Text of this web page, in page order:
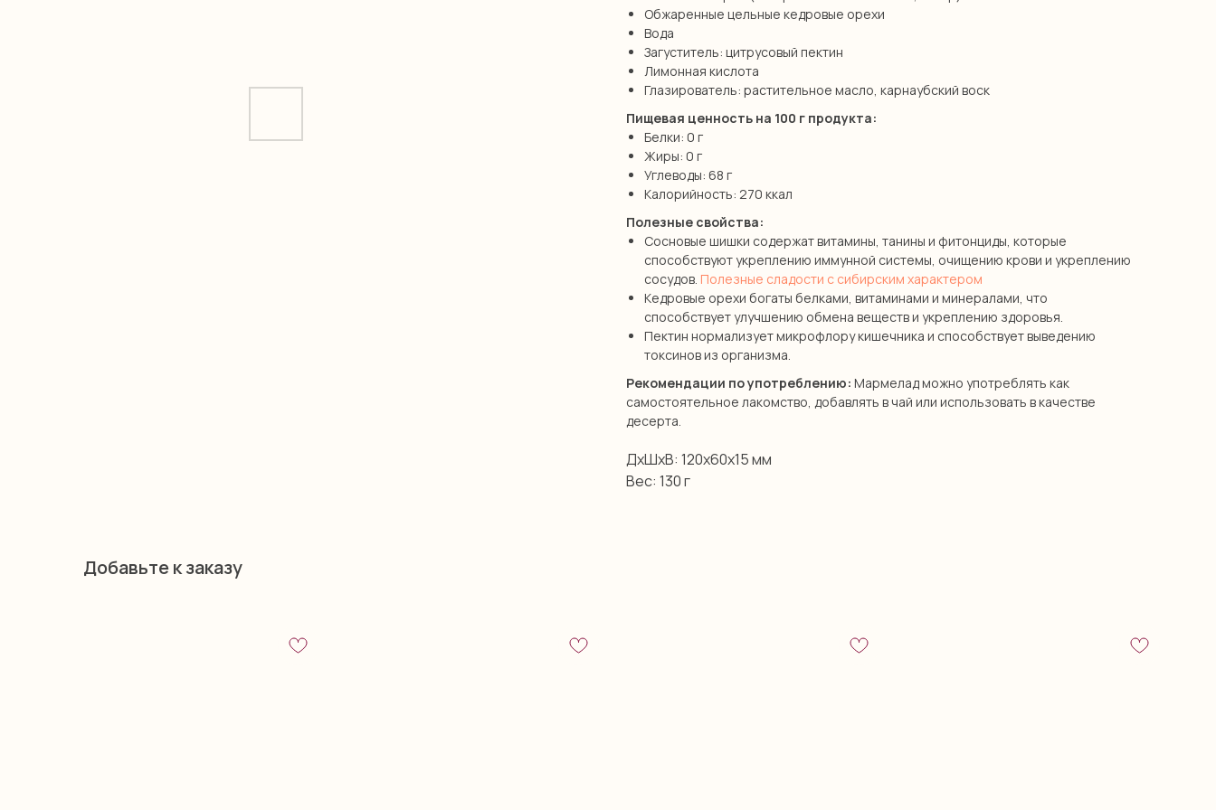
Обжаренные цельные кедровые орехи​
Вода​
Загуститель: цитрусовый пектин​
Лимонная кислота​
Глазирователь: растительное масло, карнаубский воск​
Пищевая ценность на 100 г продукта:
Белки: 0 г​
Жиры: 0 г​
Углеводы: 68 г​
Калорийность: 270 ккал​
Полезные свойства:
Сосновые шишки содержат витамины, танины и фитонциды, которые
способствуют укреплению иммунной системы, очищению крови и укреплению
сосудов.​ Полезные сладости с сибирским характером
Кедровые орехи богаты белками, витаминами и минералами, что
способствует улучшению обмена веществ и укреплению здоровья.​
Пектин нормализует микрофлору кишечника и способствует выведению
токсинов из организма.​
Рекомендации по употреблению: Мармелад можно употреблять как
самостоятельное лакомство, добавлять в чай или использовать в качестве
десерта.
ДxШxВ: 120x60x15 мм
Вес: 130 г
Добавьте к заказу